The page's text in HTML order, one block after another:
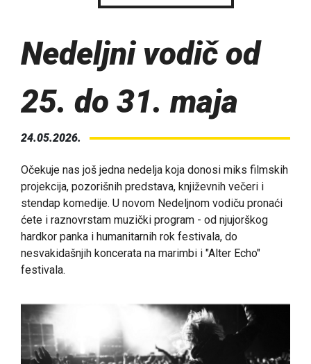
Nedeljni vodič od
25. do 31. maja
24.05.2026.
Očekuje nas još jedna nedelja koja donosi miks filmskih
projekcija, pozorišnih predstava, književnih večeri i
stendap komedije. U novom Nedeljnom vodiču pronaći
ćete i raznovrstam muzički program - od njujorškog
hardkor panka i humanitarnih rok festivala, do
nesvakidašnjih koncerata na marimbi i "Alter Echo"
festivala.